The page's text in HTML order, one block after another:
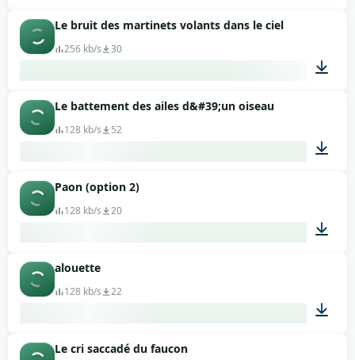
Le bruit des martinets volants dans le ciel
256 kb/s 30
Le battement des ailes d&#39;un oiseau
128 kb/s 52
Paon (option 2)
128 kb/s 20
alouette
128 kb/s 22
Le cri saccadé du faucon